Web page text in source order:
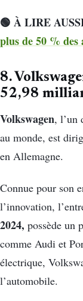
🟢 À LIRE
plus de 50 % des
8.
52,98
Volkswagen, l’un
au monde, est
en Allemagne.
Connue pour son
l’innovation,
2024, possède un
comme Audi et
électrique,
l’automobile.